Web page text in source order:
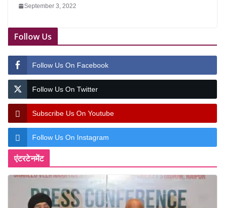
September 3, 2022
Follow Us
Follow Us On Facebook
Follow Us On Twitter
Subscribe Us On Youtube
Follow Us On Instagram
एंटरटेनमेंट